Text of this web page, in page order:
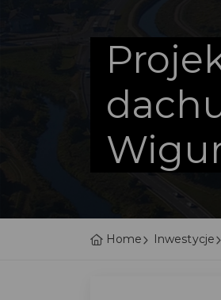
Home Inwestycje